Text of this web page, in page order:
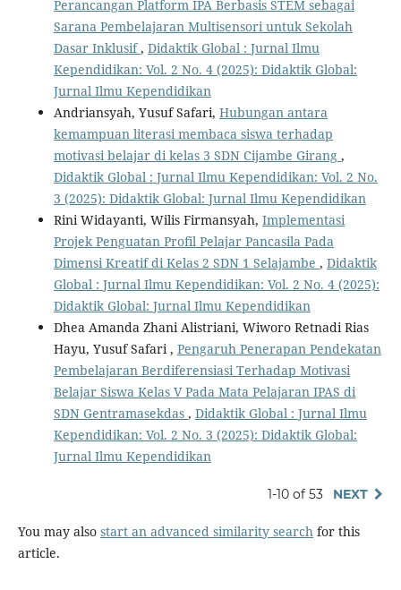
Perancangan Platform IPA Berbasis STEM sebagai
Sarana Pembelajaran Multisensori untuk Sekolah
Dasar Inklusif, Didaktik Global : Jurnal Ilmu
Kependidikan: Vol. 2 No. 4 (2025): Didaktik Global:
Jurnal Ilmu Kependidikan
Andriansyah, Yusuf Safari, Hubungan antara
kemampuan literasi membaca siswa terhadap
motivasi belajar di kelas 3 SDN Cijambe Girang ,
Didaktik Global : Jurnal Ilmu Kependidikan: Vol. 2 No.
3 (2025): Didaktik Global: Jurnal Ilmu Kependidikan
Rini Widayanti, Wilis Firmansyah, Implementasi
Projek Penguatan Profil Pelajar Pancasila Pada
Dimensi Kreatif di Kelas 2 SDN 1 Selajambe , Didaktik
Global : Jurnal Ilmu Kependidikan: Vol. 2 No. 4 (2025):
Didaktik Global: Jurnal Ilmu Kependidikan
Dhea Amanda Zhani Alistriani, Wiworo Retnadi Rias
Hayu, Yusuf Safari , Pengaruh Penerapan Pendekatan
Pembelajaran Berdiferensiasi Terhadap Motivasi
Belajar Siswa Kelas V Pada Mata Pelajaran IPAS di
SDN Gentramasekdas , Didaktik Global : Jurnal Ilmu
Kependidikan: Vol. 2 No. 3 (2025): Didaktik Global:
Jurnal Ilmu Kependidikan
1-10 of 53 NEXT
You may also start an advanced similarity searchfor this
article.